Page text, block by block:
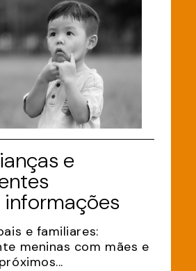
e
e familiares:
meninas com mães e